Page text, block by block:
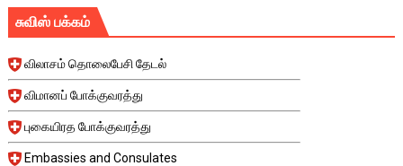
சுவிஸ் பக்கம்
விலாசம் தொலைபேசி தேடல்
விமானப் போக்குவரத்து
புகையிரத போக்குவரத்து
Embassies and Consulates